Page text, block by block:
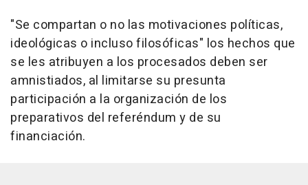
"Se compartan o no las motivaciones políticas,
ideológicas o incluso filosóficas" los hechos que
se les atribuyen a los procesados deben ser
amnistiados, al limitarse su presunta
participación a la organización de los
preparativos del referéndum y de su
financiación.